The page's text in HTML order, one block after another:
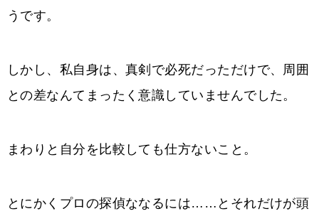
うです。
しかし、私自身は、真剣で必死だっただけで、周囲
との差なんてまったく意識していませんでした。
まわりと自分を比較しても仕方ないこと。
とにかくプロの探偵ななるには……とそれだけが頭